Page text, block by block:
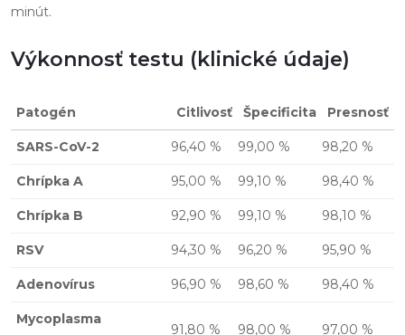
minút.
Výkonnosť testu (klinické údaje)
Patogén Citlivosť Špecificita Presnosť
SARS-CoV-2 96,40 % 99,00 % 98,20 %
Chrípka A 95,00 % 99,10 % 98,40 %
Chrípka B 92,90 % 99,10 % 98,10 %
RSV 94,30 % 96,20 % 95,90 %
Adenovírus 96,90 % 98,60 % 98,40 %
Mycoplasma
91,80 % 98,00 % 97,00 %